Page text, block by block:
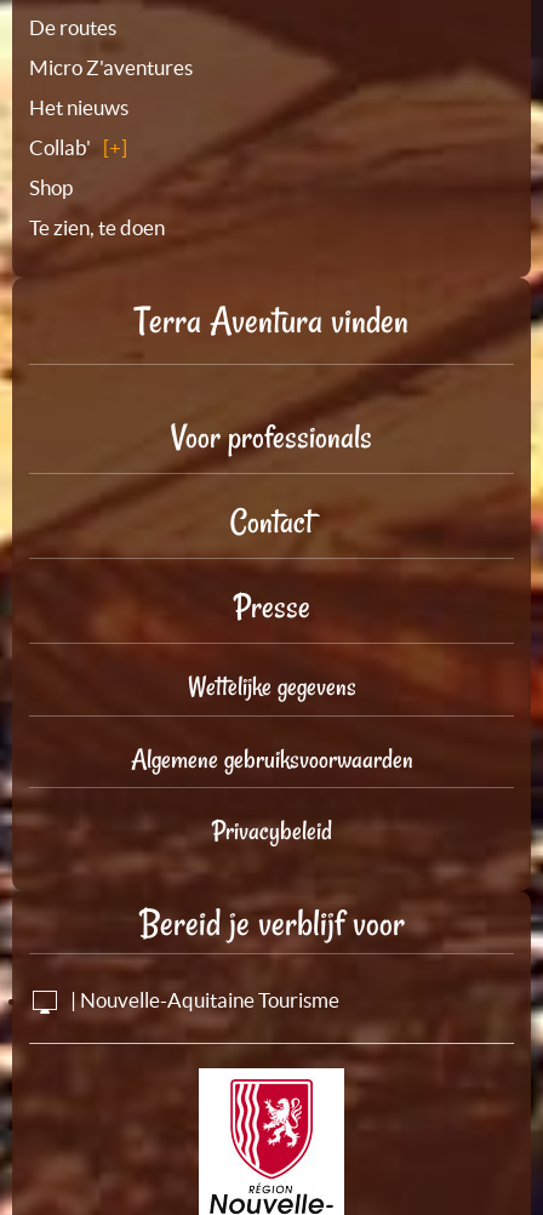
De routes
Micro Z'aventures
Het nieuws
Collab'
Shop
Te zien, te doen
Terra Aventura vinden
Voor professionals
Contact
Presse
Wettelijke gegevens
Algemene gebruiksvoorwaarden
Privacybeleid
Bereid je verblijf voor
| Nouvelle-Aquitaine Tourisme